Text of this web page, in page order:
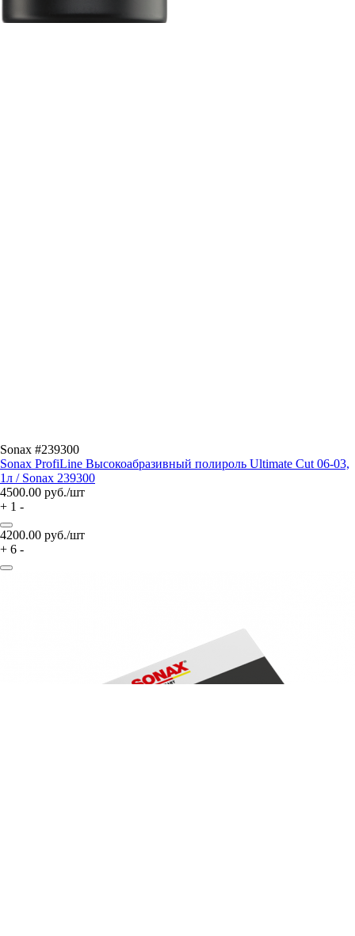
Sonax #239300
Sonax ProfiLine Высокоабразивный полироль Ultimate Cut 06-03,
1л / Sonax 239300
4500.00 руб./шт
+ 1 -
4200.00 руб./шт
+ 6 -